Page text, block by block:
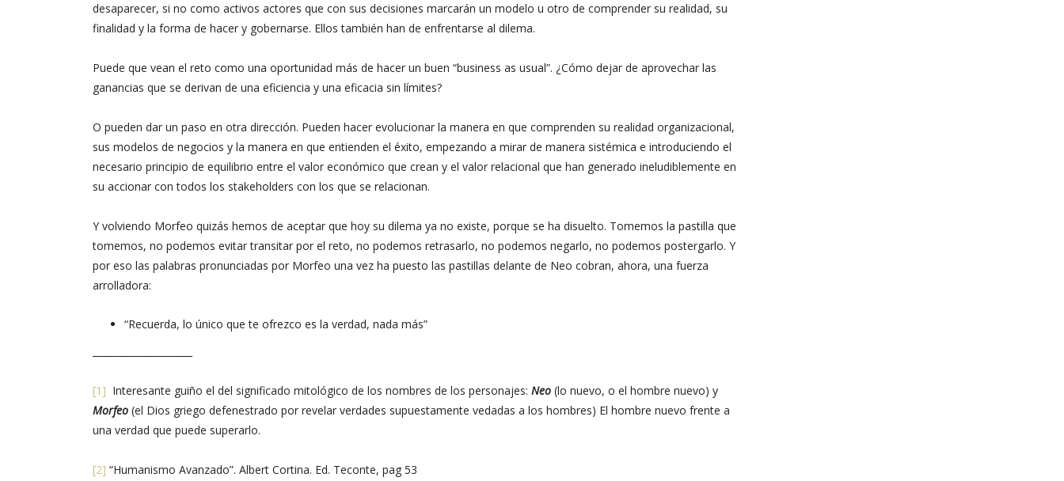
desaparecer, si no como activos actores que con sus decisiones marcarán un modelo u otro de comprender su realidad, su
finalidad y la forma de hacer y gobernarse. Ellos también han de enfrentarse al dilema.
Puede que vean el reto como una oportunidad más de hacer un buen “business as usual”. ¿Cómo dejar de aprovechar las
ganancias que se derivan de una eficiencia y una eficacia sin límites?
O pueden dar un paso en otra dirección. Pueden hacer evolucionar la manera en que comprenden su realidad organizacional,
sus modelos de negocios y la manera en que entienden el éxito, empezando a mirar de manera sistémica e introduciendo el
necesario principio de equilibrio entre el valor económico que crean y el valor relacional que han generado ineludiblemente en
su accionar con todos los stakeholders con los que se relacionan.
Y volviendo Morfeo quizás hemos de aceptar que hoy su dilema ya no existe, porque se ha disuelto. Tomemos la pastilla que
tomemos, no podemos evitar transitar por el reto, no podemos retrasarlo, no podemos negarlo, no podemos postergarlo. Y
por eso las palabras pronunciadas por Morfeo una vez ha puesto las pastillas delante de Neo cobran, ahora, una fuerza
arrolladora:
“Recuerda, lo único que te ofrezco es la verdad, nada más”
[1] Interesante guiño el del significado mitológico de los nombres de los personajes: Neo (lo nuevo, o el hombre nuevo) y
Morfeo (el Dios griego defenestrado por revelar verdades supuestamente vedadas a los hombres) El hombre nuevo frente a
una verdad que puede superarlo.
[2] “Humanismo Avanzado”. Albert Cortina. Ed. Teconte, pag 53